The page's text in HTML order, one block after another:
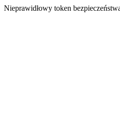
Nieprawidłowy token